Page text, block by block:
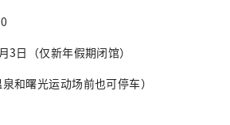
3日（仅新年假期闭馆）
和曙光运动场前也可停车）